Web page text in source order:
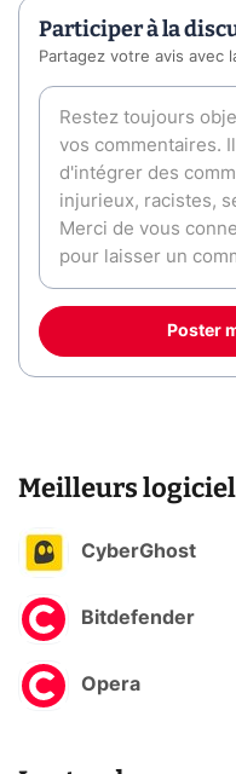
Participer à la
Partagez votre avis avec
Poster
Meilleurs
CyberGhost
Bitdefender
Opera